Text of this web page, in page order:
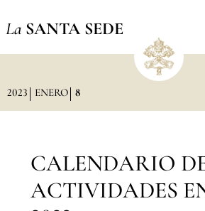
La SANTA SEDE
2023 ENERO 8
CALENDARIO
ACTIVIDADES